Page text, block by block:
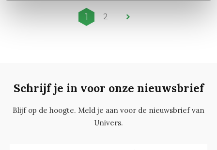
1 2
Schrijf je in voor onze nieuwsbrief
Blijf op de hoogte. Meld je aan voor de nieuwsbrief van
Univers.